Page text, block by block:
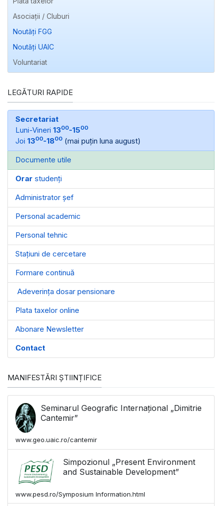
Asociații / Cluburi
Noutăți FGG
Noutăți UAIC
Voluntariat
LEGĂTURI RAPIDE
Secretariat
Luni-Vineri 1300-1500
Joi 1300-1800 (mai puțin luna august)
Documente utile
Orar studenți
Administrator șef
Personal academic
Personal tehnic
Stațiuni de cercetare
Formare continuă
Adeverința dosar pensionare
Plata taxelor online
Abonare Newsletter
Contact
MANIFESTĂRI ȘTIINȚIFICE
Seminarul Geografic Internațional „Dimitrie
Cantemir”
www.geo.uaic.ro/cantemir
Simpozionul „Present Environment
and Sustainable Development”
www.pesd.ro/Symposium Information.html